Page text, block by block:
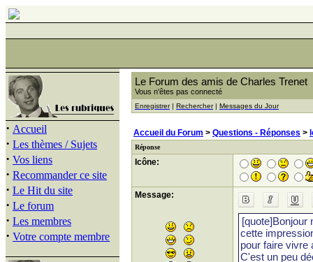
· Accueil
· Les thèmes / Sujets
· Vos liens
· Recommander ce site
· Le Hit du site
· Le forum
· Les membres
· Votre compte membre
Le Forum des amis de Charles Trenet
Vous n'êtes pas connecté
Enregistrer| Rechercher| Messages du Jour
Accueil du Forum > Questions - Réponses >
Réponse
Icône:
Message: